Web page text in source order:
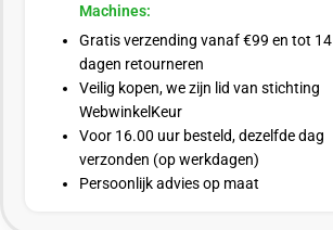
Machines:
Gratis verzending vanaf €99 en tot 14
dagen retourneren
Veilig kopen, we zijn lid van stichting
WebwinkelKeur
Voor 16.00 uur besteld, dezelfde dag
verzonden (op werkdagen)
Persoonlijk advies op maat